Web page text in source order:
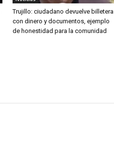
Trujillo: ciudadano devuelve billetera
con dinero y documentos, ejemplo
de honestidad para la comunidad